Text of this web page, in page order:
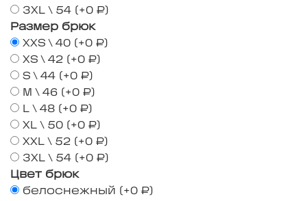
3XL \ 54 (+0 ₽)
Размер брюк
XXS \ 40 (+0 ₽)
XS \ 42 (+0 ₽)
S \ 44 (+0 ₽)
M \ 46 (+0 ₽)
L \ 48 (+0 ₽)
XL \ 50 (+0 ₽)
XXL \ 52 (+0 ₽)
3XL \ 54 (+0 ₽)
Цвет брюк
белоснежный (+0 ₽)